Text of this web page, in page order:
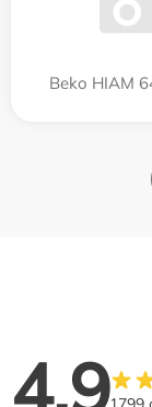
Beko HIAM
4.9